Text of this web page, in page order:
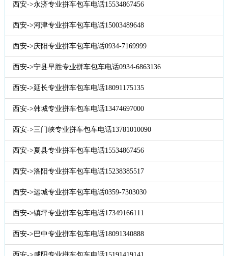
西安->永济专业拼车包车电话15534867456
西安->河津专业拼车包车电话15003489648
西安->庆阳专业拼车包车电话0934-7169999
西安->宁县早胜专业拼车包车电话0934-6863136
西安->延长专业拼车包车电话18091175135
西安->韩城专业拼车包车电话13474697000
西安->三门峡专业拼车包车电话13781010090
西安->夏县专业拼车包车电话15534867456
西安->洛阳专业拼车包车电话15238385517
西安->运城专业拼车包车电话0359-7303030
西安->镇坪专业拼车包车电话17349166111
西安->巴中专业拼车包车电话18091340888